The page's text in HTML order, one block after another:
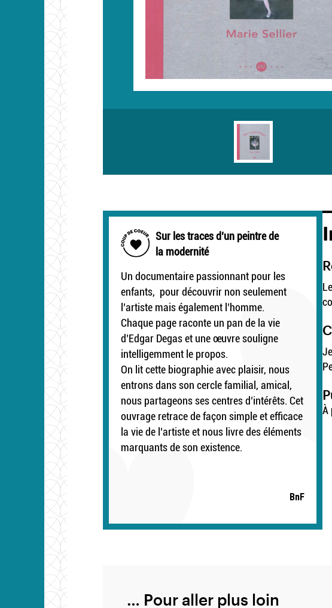
Sur les traces d’un peintre de
la modernité
Un documentaire passionnant pour les
enfants, pour découvrir non seulement
l’artiste mais également l’homme.
Chaque page raconte un pan de la vie
d’Edgar Degas et une œuvre souligne
intelligemment le propos.
On lit cette biographie avec plaisir, nous
entrons dans son cercle familial, amical,
nous partageons ses centres d’intérêts. Cet
ouvrage retrace de façon simple et efficace
la vie de l’artiste et nous livre des éléments
marquants de son existence.
BnF
À
… Pour aller plus loin